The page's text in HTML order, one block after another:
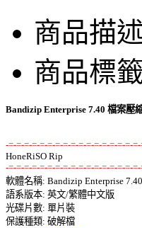
商品描
商品標
Bandizip Enterprise 7.40 檔案壓
-=-=-=-=-=-=-=-=-=-=-=-=-=-=-=-=-
-=-=-=-=-=-=-=-=-=-=-=-=-=-=-=-=-
軟體名稱: Bandizip Enterprise 7.40
語系版本: 英文/繁體中文版
光碟片數: 單片裝
保護種類: 破解檔